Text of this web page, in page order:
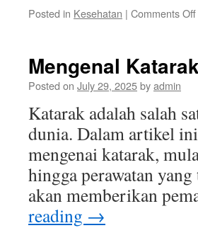
Posted in Kesehatan | Comments Off
di
Mengenal
Posted on July 29, 2025byadmin
Katarak adalah salah
dunia. Dalam artikel
mengenai katarak,
hingga perawatan
akan memberikan
reading →